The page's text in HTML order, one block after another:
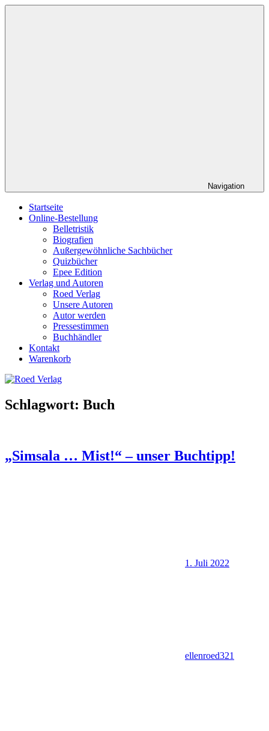
Zum
Navigation
Startseite
Online-Bestellung
Belletristik
Biografien
Außergewöhnliche Sachbücher
Quizbücher
Epee Edition
Verlag und Autoren
Roed Verlag
Unsere Autoren
Autor werden
Pressestimmen
Buchhändler
Kontakt
Warenkorb
Schlagwort: Buch
„Simsala … Mist!“ – unser Buchtipp!
1. Juli 2022
ellenroed321